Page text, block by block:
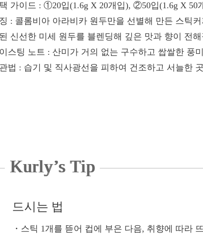
가이드 : ①20입(1.6g X 20개입), ②50입(1.6g X 50
: 콜롬비아 아라비카 원두만을 선별해 만든 스틱
신선한 미세 원두를 블렌딩해 깊은 맛과 향이 전
스팅 노트 : 산미가 거의 없는 구수하고 쌉쌀한 풍
법 : 습기 및 직사광선을 피하여 건조하고 서늘한
Kurly’s Tip
드시는 법
・ 스틱 1개를 뜯어 컵에 부은 다음, 취향에 따라